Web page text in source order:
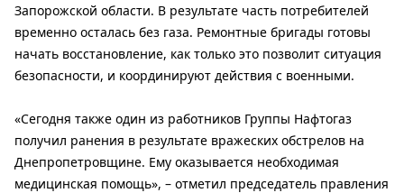
Запорожской области. В результате часть потребителей
временно осталась без газа. Ремонтные бригады готовы
начать восстановление, как только это позволит ситуация
безопасности, и координируют действия с военными.
«Сегодня также один из работников Группы Нафтогаз
получил ранения в результате вражеских обстрелов на
Днепропетровщине. Ему оказывается необходимая
медицинская помощь», – отметил председатель правления